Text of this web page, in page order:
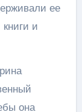
ее
и
она